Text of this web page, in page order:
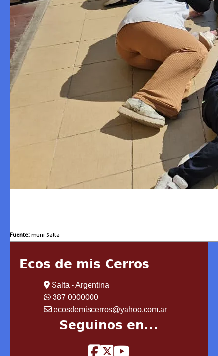
Fuente: muni salta
Ecos de mis Cerros
Salta - Argentina
387 0000000
ecosdemiscerros@yahoo.com.ar
Seguinos en...